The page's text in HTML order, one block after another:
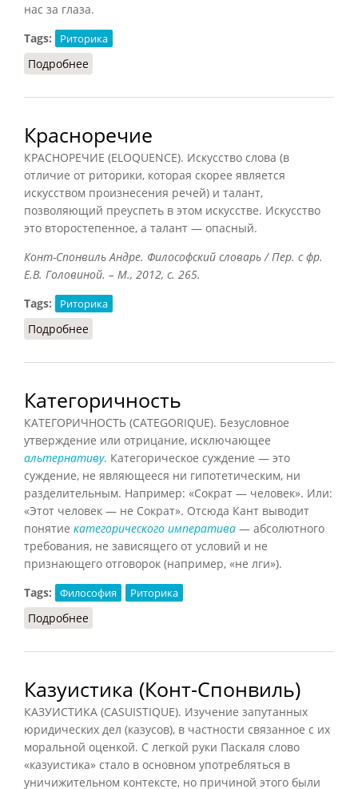
нас за глаза.
Tags:
Риторика
Подробнее
Красноречие
КРАСНОРЕЧИЕ (ELOQUENCE). Искусство слова (в
отличие от риторики, которая скорее является
искусством произнесения речей) и талант,
позволяющий преуспеть в этом искусстве. Искусство
это второстепенное, а талант — опасный.
Конт-Спонвиль Андре. Философский словарь / Пер. с фр.
Е.В. Головиной. – М., 2012, с. 265.
Tags:
Риторика
Подробнее
Категоричность
КАТЕГОРИЧНОСТЬ (CATEGORIQUE). Безусловное
утверждение или отрицание, исключающее
альтернативу. Категорическое суждение — это
суждение, не являющееся ни гипотетическим, ни
разделительным. Например: «Сократ — человек». Или:
«Этот человек — не Сократ». Отсюда Кант выводит
понятие категорического императива — абсолютного
требования, не зависящего от условий и не
признающего отговорок (например, «не лги»).
Tags:
Философия Риторика
Подробнее
Казуистика (Конт-Спонвиль)
КАЗУИСТИКА (CASUISTIQUE). Изучение запутанных
юридических дел (казусов), в частности связанное с их
моральной оценкой. С легкой руки Паскаля слово
«казуистика» стало в основном употребляться в
уничижительном контексте, но причиной этого были